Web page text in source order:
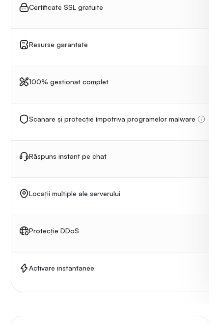
Certificate SSL gratuite
Resurse garantate
100% gestionat complet
Scanare și protecție împotriva programelor malware
Răspuns instant pe chat
Locații multiple ale serverului
Protecție DDoS
Activare instantanee